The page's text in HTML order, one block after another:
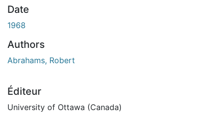
Date
1968
Authors
Abrahams, Robert
Éditeur
University of Ottawa (Canada)